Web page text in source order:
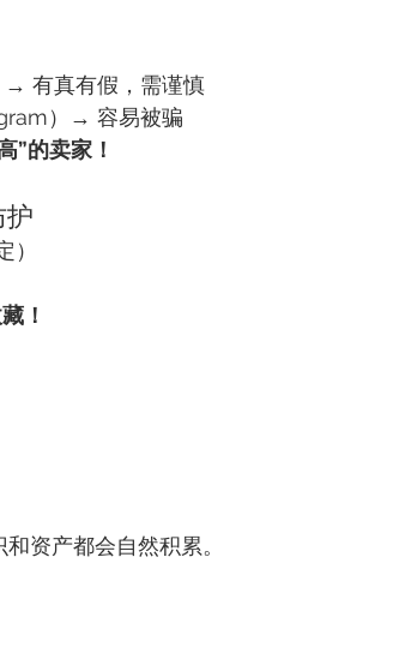
有真有假，需谨慎
）→ 容易被骗
”的卖家！
护
！
资产都会自然积累。